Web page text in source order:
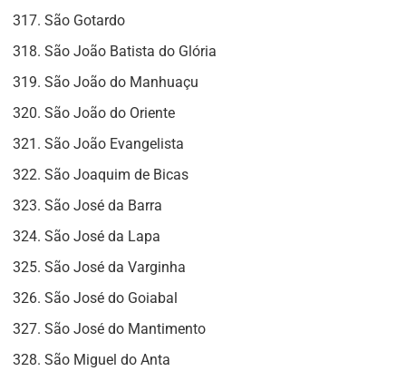
São Gotardo
São João Batista do Glória
São João do Manhuaçu
São João do Oriente
São João Evangelista
São Joaquim de Bicas
São José da Barra
São José da Lapa
São José da Varginha
São José do Goiabal
São José do Mantimento
São Miguel do Anta